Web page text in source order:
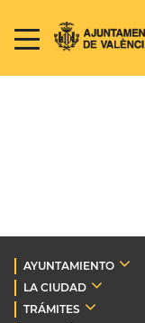
AYUNTAMIENTO
LA CIUDAD
TRÁMITES